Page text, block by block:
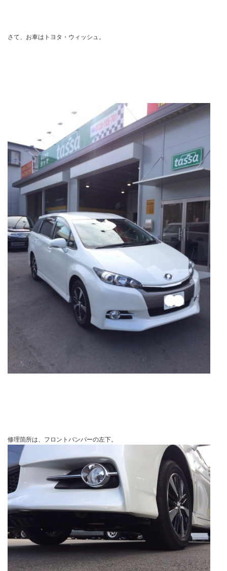
さて、お車はトヨタ・ウィッシュ。
修理箇所は、フロントバンパーの左下。